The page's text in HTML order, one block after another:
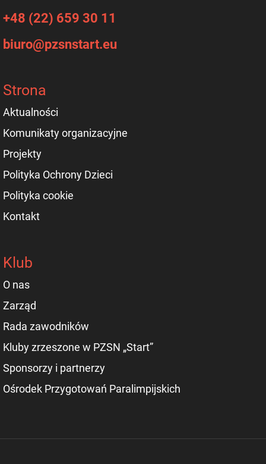
+48 (22) 659 30 11
biuro@pzsnstart.eu
Strona
Aktualności
Komunikaty organizacyjne
Projekty
Polityka Ochrony Dzieci
Polityka cookie
Kontakt
Klub
O nas
Zarząd
Rada zawodników
Kluby zrzeszone w PZSN „Start”
Sponsorzy i partnerzy
Ośrodek Przygotowań Paralimpijskich